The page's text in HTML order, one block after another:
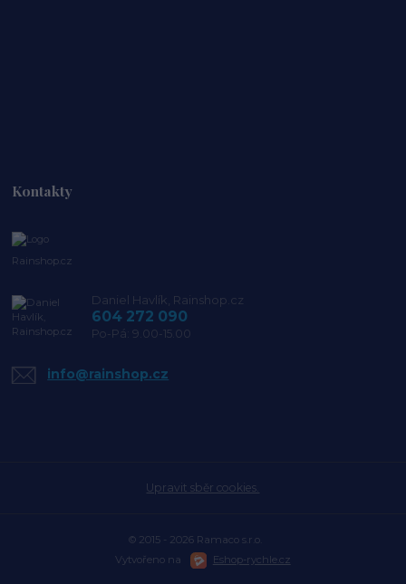
Kontakty
Rainshop.cz
Daniel Havlík, Rainshop.cz
604 272 090
Po-Pá: 9.00-15.00
info@rainshop.cz
Upravit sběr cookies.
© 2015 - 2026 Ramaco s.r.o.
Vytvořeno na
Eshop-rychle.cz